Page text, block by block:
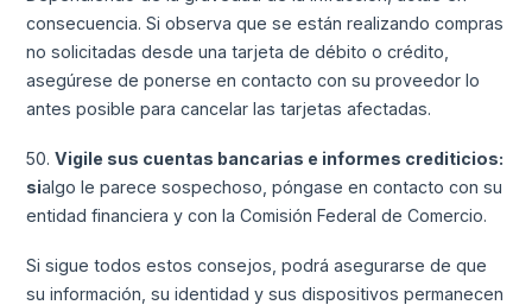
consecuencia. Si observa que se están realizando compras
no solicitadas desde una tarjeta de débito o crédito,
asegúrese de ponerse en contacto con su proveedor lo
antes posible para cancelar las tarjetas afectadas.
50.Vigile sus cuentas bancarias e informes crediticios:
sialgo le parece sospechoso, póngase en contacto con su
entidad financiera y con la Comisión Federal de Comercio.
Si sigue todos estos consejos, podrá asegurarse de que
su información, su identidad y sus dispositivos permanecen